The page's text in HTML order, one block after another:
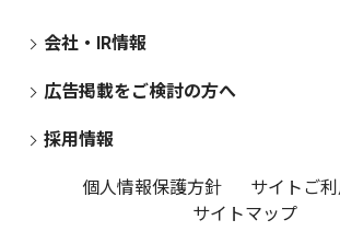
会社・IR情報
広告掲載をご検討の方へ
採用情報
個人情報保護方針
サイトご
サイトマップ